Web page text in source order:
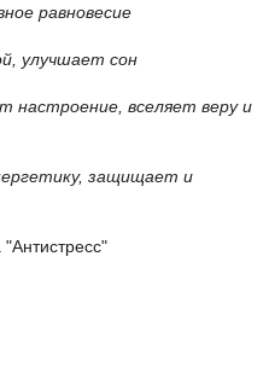
равновесие
улучшает сон
настроение, вселяет веру и
защищает и